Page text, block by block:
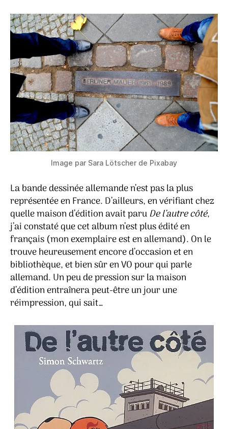
Image par Sara Lötscher de Pixabay
La bande dessinée allemande n’est pas la plus
représentée en France. D’ailleurs, en vérifiant chez
quelle maison d’édition avait paru De l’autre côté,
j’ai constaté que cet album n’est plus édité en
français (mon exemplaire est en allemand). On le
trouve heureusement encore d’occasion et en
bibliothèque, et bien sûr en VO pour qui parle
allemand. Un peu de pression sur la maison
d’édition entraînera peut-être un jour une
réimpression, qui sait…